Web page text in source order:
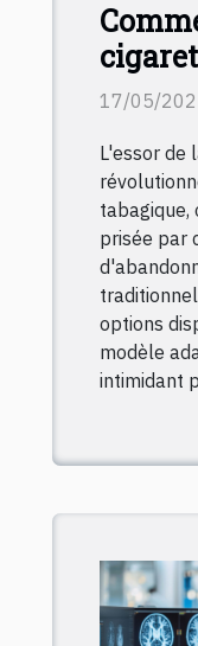
idéale
17/05/
L'essor de
prisée par
options
modèle
intimidant